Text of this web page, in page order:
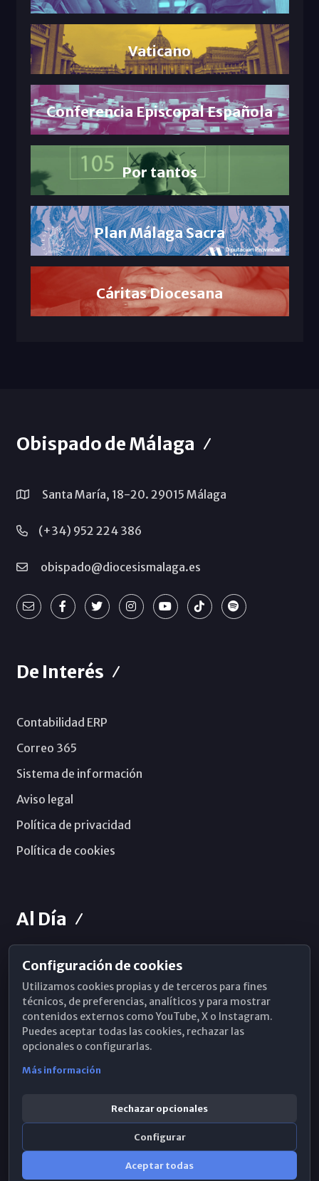
Vaticano
Conferencia Episcopal Española
Por tantos
Plan Málaga Sacra
Cáritas Diocesana
Obispado de Málaga
Santa María, 18-20. 29015 Málaga
(+34) 952 224 386
obispado@diocesismalaga.es
De Interés
Contabilidad ERP
Correo 365
Sistema de información
Aviso legal
Política de privacidad
Política de cookies
Al Día
Horarios de Misa
Hemeroteca
WhatsApp
Configuración de cookies
Utilizamos cookies propias y de terceros para fines
técnicos, de preferencias, analíticos y para mostrar
contenidos externos como YouTube, X o Instagram.
Puedes aceptar todas las cookies, rechazar las
opcionales o configurarlas.
Más información
Rechazar opcionales
Configurar
Aceptar todas